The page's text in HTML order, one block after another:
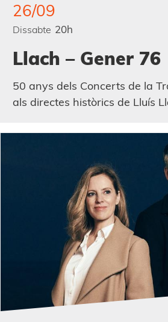
26/09
Dissabte 20h
Llach – Gener 76
50 anys dels Concerts de la
als directes històrics de Lluís